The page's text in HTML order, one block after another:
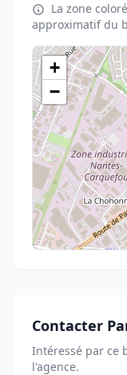
La zone
approximatif du
+
−
Contacter
Intéressé par ce
l'agence.